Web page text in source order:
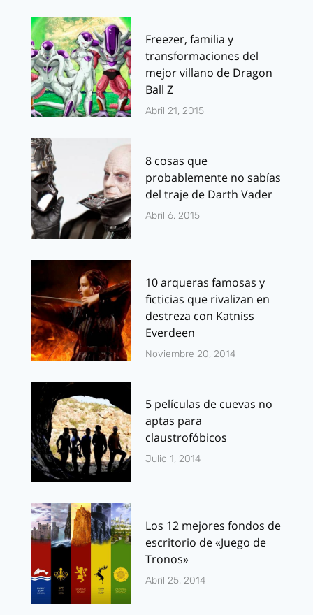
Freezer, familia y
transformaciones del
mejor villano de Dragon
Ball Z
Abril 21, 2015
8 cosas que
probablemente no sabías
del traje de Darth Vader
Abril 6, 2015
10 arqueras famosas y
ficticias que rivalizan en
destreza con Katniss
Everdeen
Noviembre 20, 2014
5 películas de cuevas no
aptas para
claustrofóbicos
Julio 1, 2014
Los 12 mejores fondos de
escritorio de «Juego de
Tronos»
Abril 25, 2014